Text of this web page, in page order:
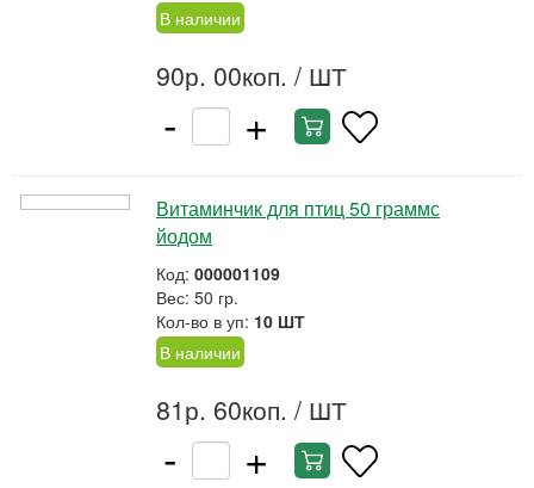
В наличии
90р. 00коп. / ШТ
- +
Витаминчик для птиц 50 граммс
йодом
Код: 000001109
Вес: 50 гр.
Кол-во в уп: 10 ШТ
В наличии
81р. 60коп. / ШТ
- +